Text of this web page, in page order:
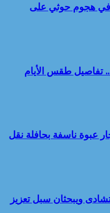
إصابة 11 مدنيا في هجوم حوثي على
تفاصيل طقس الأيام
عبوة ناسفة بحافلة نقل
ويبحثان سبل تعزيز